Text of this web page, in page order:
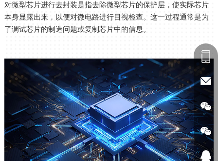
对微型芯片进行去封装是指去除微型芯片的保护层，使实际芯片
本身显露出来，以便对微电路进行目视检查。这一过程通常是为
了调试芯片的制造问题或复制芯片中的信息。